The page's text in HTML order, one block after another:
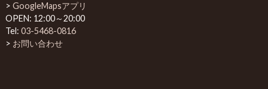
> GoogleMapsアプリ
OPEN: 12:00～20:00
Tel: 03-5468-0816
> お問い合わせ